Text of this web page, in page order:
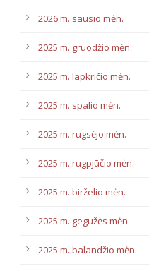
2026 m. sausio mėn.
2025 m. gruodžio mėn.
2025 m. lapkričio mėn.
2025 m. spalio mėn.
2025 m. rugsėjo mėn.
2025 m. rugpjūčio mėn.
2025 m. birželio mėn.
2025 m. gegužės mėn.
2025 m. balandžio mėn.